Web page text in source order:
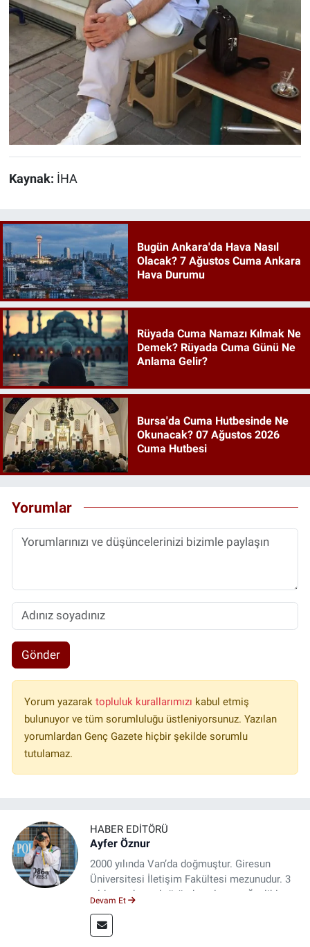
Kaynak: İHA
Bugün Ankara'da Hava Nasıl
Olacak? 7 Ağustos Cuma Ankara
Hava Durumu
Rüyada Cuma Namazı Kılmak Ne
Demek? Rüyada Cuma Günü Ne
Anlama Gelir?
Bursa'da Cuma Hutbesinde Ne
Okunacak? 07 Ağustos 2026
Cuma Hutbesi
Yorumlar
Gönder
Yorum yazarak topluluk kurallarımızı kabul etmiş
bulunuyor ve tüm sorumluluğu üstleniyorsunuz. Yazılan
yorumlardan Genç Gazete hiçbir şekilde sorumlu
tutulamaz.
HABER EDITÖRÜ
Ayfer Öznur
2000 yılında Van’da doğmuştur. Giresun
Üniversitesi İletişim Fakültesi mezunudur. 3
yıldır medya sektöründe çalışıyor. Özelikle
Devam Et